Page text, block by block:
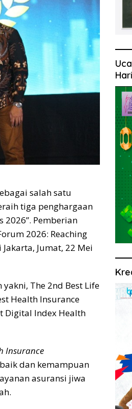
salah satu
tiga penghargaan
Pemberian
2026: Reaching
Jumat, 22 Mei
The 2nd Best Life
Health Insurance
Digital Index Health
Insurance
dan kemampuan
asuransi jiwa